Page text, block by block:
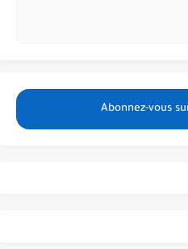
Abonnez-vous